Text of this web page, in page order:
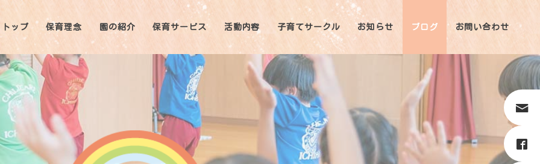
トップ 保育理念 園の紹介 保育サービス 活動内容 子育てサークル お知らせ ブログ お問い合わせ